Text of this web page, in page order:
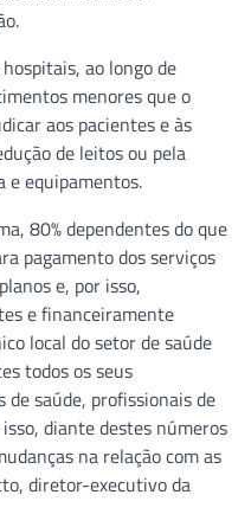
ao longo de
menores que o
aos pacientes e às
de leitos ou pela
equipamentos.
80% dependentes do que
pagamento dos serviços
e, por isso,
e financeiramente
local do setor de saúde
todos os seus
de saúde, profissionais de
diante destes números
na relação com as
diretor-executivo da